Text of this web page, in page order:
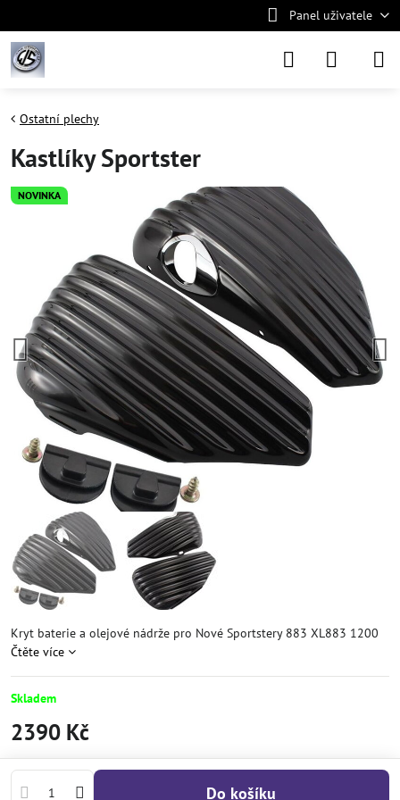
Panel uživatele
NOVINKA
Ostatní plechy
Kastlíky Sportster
Kryt baterie a olejové nádrže pro Nové Sportstery 883 XL883 1200
Čtěte více
Skladem
2390 Kč
Do košíku